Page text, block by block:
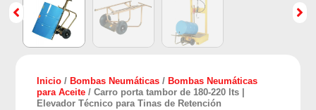
Inicio /Bombas Neumáticas /Bombas Neumáticas
para Aceite / Carro porta tambor de 180-220 lts |
Elevador Técnico para Tinas de Retención